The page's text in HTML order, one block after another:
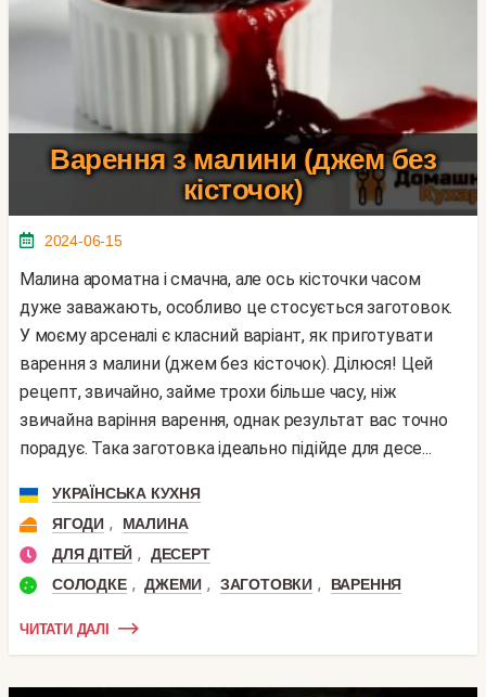
Варення з малини (джем без
кісточок)
2024-06-15
Малина ароматна і смачна, але ось кісточки часом
дуже заважають, особливо це стосується заготовок.
У моєму арсеналі є класний варіант, як приготувати
варення з малини (джем без кісточок). Ділюся! Цей
рецепт, звичайно, займе трохи більше часу, ніж
звичайна варіння варення, однак результат вас точно
порадує. Така заготовка ідеально підійде для десе...
УКРАЇНСЬКА КУХНЯ
ЯГОДИ ,
МАЛИНА
ДЛЯ ДІТЕЙ ,
ДЕСЕРТ
СОЛОДКЕ , ДЖЕМИ , ЗАГОТОВКИ , ВАРЕННЯ
ЧИТАТИ ДАЛІ